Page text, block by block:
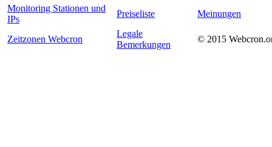
Monitoring Stationen und
IPs
Preiseliste Meinungen
Zeitzonen Webcron
Legale
Bemerkungen
© 2015